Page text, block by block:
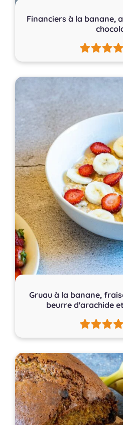
Financiers à la banane,
Gruau à la banane,
beurre d'arachide